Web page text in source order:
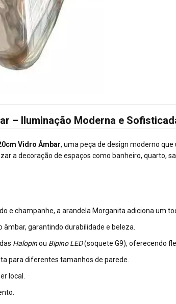
– Iluminação Moderna e
Vidro Âmbar, uma peça de design moderno
a decoração de espaços como banheiro, quarto,
e champanhe, a arandela Morganita adiciona um
garantindo durabilidade e beleza.
Halopinou Bipino LED(soquete G9), oferecendo
para diferentes tamanhos de parede.
local.